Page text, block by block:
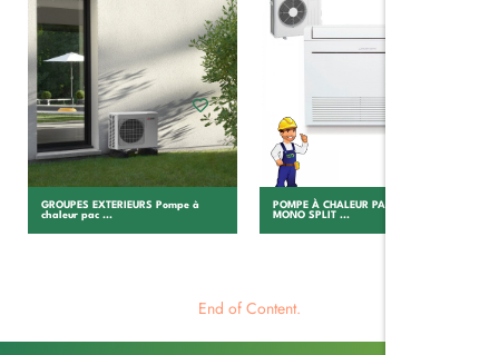
Choisir
GROUPES EXTERIEURS Pompe à
chaleur pac ...
POMPE À CHALEUR PAC AIR/AIR
MONO SPLIT ...
End of Content.